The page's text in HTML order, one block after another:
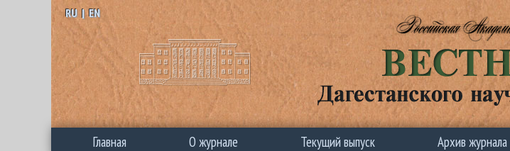
RU | EN
Главная О журнале Текущий выпуск Архив журнала